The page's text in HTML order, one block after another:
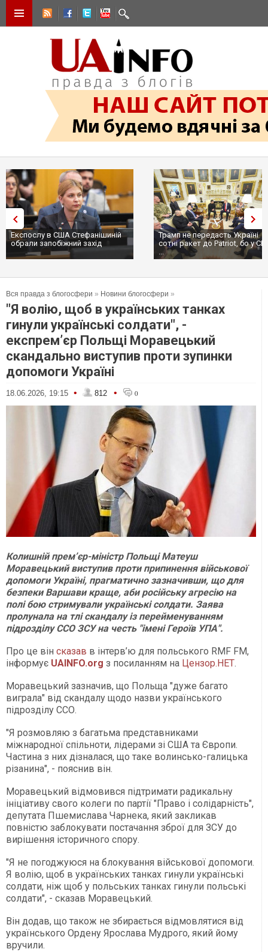
Експослу в США Стефанішиній
обрали запобіжний захід
Трамп не передасть Україні
сотні ракет до Patriot, бо у
...
Вся правда з блогосфери » Новини блогосфери »
"Я волію, щоб в українських танках
гинули українські солдати", -
експрем’єр Польщі Моравецький
скандально виступив проти зупинки
допомоги Україні
18.06.2026, 19:15 • 812 • 0
Колишній прем’єр-міністр Польщі Матеуш
Моравецький виступив проти припинення військової
допомоги Україні, прагматично зазначивши, що для
безпеки Варшави краще, аби російську агресію на
полі бою стримували українські солдати. Заява
пролунала на тлі скандалу із перейменуванням
підрозділу ССО ЗСУ на честь "імені Героїв УПА".
Про це він сказав в інтерв’ю для польського RMF FM,
інформує UAINFO.org з посиланням на Цензор.НЕТ.
Моравецький зазначив, що Польща "дуже багато
виграла" від скандалу щодо назви українського
підрозділу ССО.
"Я розмовляю з багатьма представниками
міжнародної спільноти, лідерами зі США та Європи.
Частина з них дізналася, що таке волинсько-галицька
різанина", - пояснив він.
Моравецький відмовився підтримати радикальну
ініціативу свого колеги по партії "Право і солідарність",
депутата Пшемислава Чарнека, який закликав
повністю заблокувати постачання зброї для ЗСУ до
вирішення історичного спору.
"Я не погоджуюся на блокування військової допомоги.
Я волію, щоб в українських танках гинули українські
солдати, ніж щоб у польських танках гинули польські
солдати", - сказав Моравецький.
Він додав, що також не збирається відмовлятися від
українського Ордену Ярослава Мудрого, який йому
вручили.